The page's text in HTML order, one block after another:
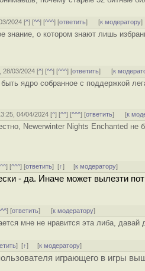
2024 [^] [^^] [^^^] [ответить] [к модератору]
знание, о котором знают лишь
28/03/2024 [^] [^^] [^^^] [ответить] [к
ядро собранное с поддержкой
04/04/2024 [^] [^^] [^^^] [ответить] [к
Newerwinter Nights Enchanted не
^^] [^^^] [ответить][↑] [к модератору]
- да. Иначе может вылезти
] [ответить] [к модератору]
мне не нравится эта либа, давай
][↑] [к модератору]
играющего в игры